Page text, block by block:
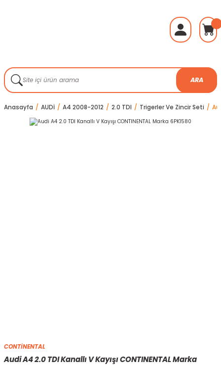
ARA
Anasayfa AUDİ A4 2008-2012 2.0 TDI Trigerler Ve Zincir Seti
CONTİNENTAL
Audi A4 2.0 TDI Kanallı V Kayışı CONTINENTAL Marka